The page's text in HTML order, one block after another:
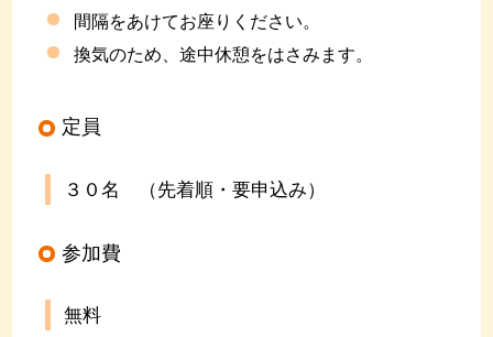
間隔をあけてお座りください。
換気のため、途中休憩をはさみます。
定員
３０名 （先着順・要申込み）
参加費
無料